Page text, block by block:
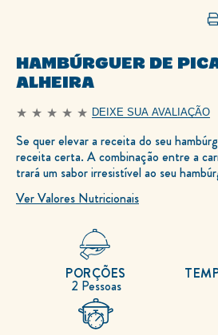
HAMBÚRGUER DE
ALHEIRA
Nenhuma
enviada
para
este
recipe
DEIXE SUA AVALIAÇÃO
Se quer elevar a receita do seu
receita certa. A combinação entre a
trará um sabor irresistível ao seu
Ver Valores Nutricionais
2 Pessoas
PORÇÕES